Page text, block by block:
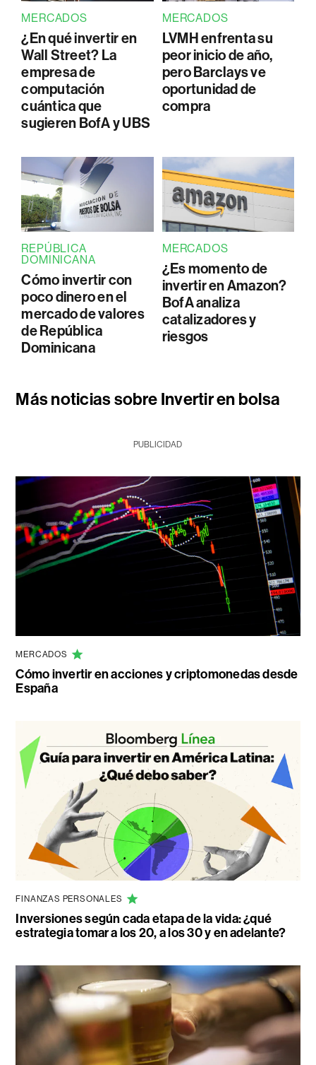
MERCADOS
¿En qué invertir en
Wall Street? La
empresa de
computación
cuántica que
sugieren BofA y UBS
MERCADOS
LVMH enfrenta su
peor inicio de año,
pero Barclays ve
oportunidad de
compra
REPÚBLICA
DOMINICANA
Cómo invertir con
poco dinero en el
mercado de valores
de República
Dominicana
MERCADOS
¿Es momento de
invertir en Amazon?
BofA analiza
catalizadores y
riesgos
Más noticias sobre Invertir en bolsa
PUBLICIDAD
MERCADOS
Cómo invertir en acciones y criptomonedas desde
España
FINANZAS PERSONALES
Inversiones según cada etapa de la vida: ¿qué
estrategia tomar a los 20, a los 30 y en adelante?